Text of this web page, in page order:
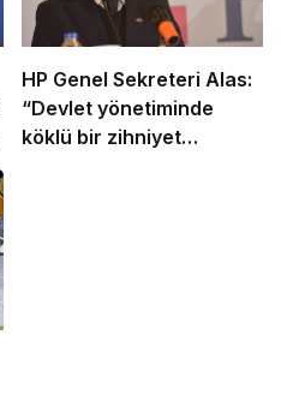
HP Genel Sekreteri Alas:
“Devlet yönetiminde
köklü bir zihniyet